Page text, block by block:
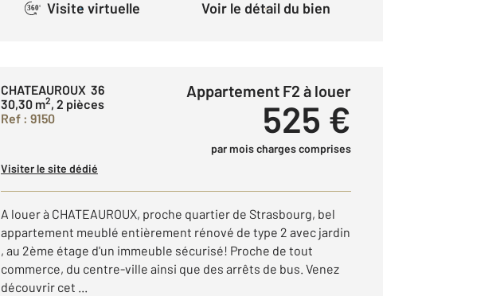
360° Visite virtuelle Voir le détail du bien
CHATEAUROUX 36
30,30 m2, 2 pièces
Ref : 9150
Appartement F2 à louer
525 €
par mois charges comprises
Visiter le site dédié
A louer à CHATEAUROUX, proche quartier de Strasbourg, bel
appartement meublé entièrement rénové de type 2 avec jardin
, au 2ème étage d'un immeuble sécurisé! Proche de tout
commerce, du centre-ville ainsi que des arrêts de bus. Venez
découvrir cet ...